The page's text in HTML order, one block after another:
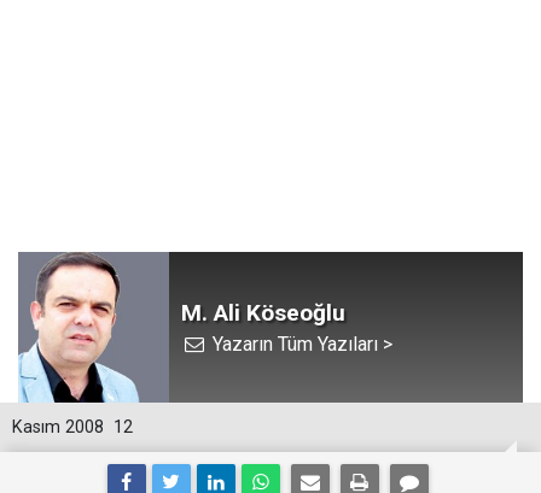
M. Ali Köseoğlu
Yazarın Tüm Yazıları >
12
Kasım 2008